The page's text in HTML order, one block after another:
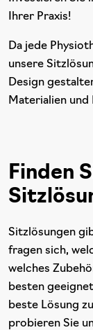
Ihrer Praxis!
Da jede
unsere
Design
Materialien und
Finden
Sitzlösungen
fragen sich,
welches
besten
beste Lösung
probieren Sie